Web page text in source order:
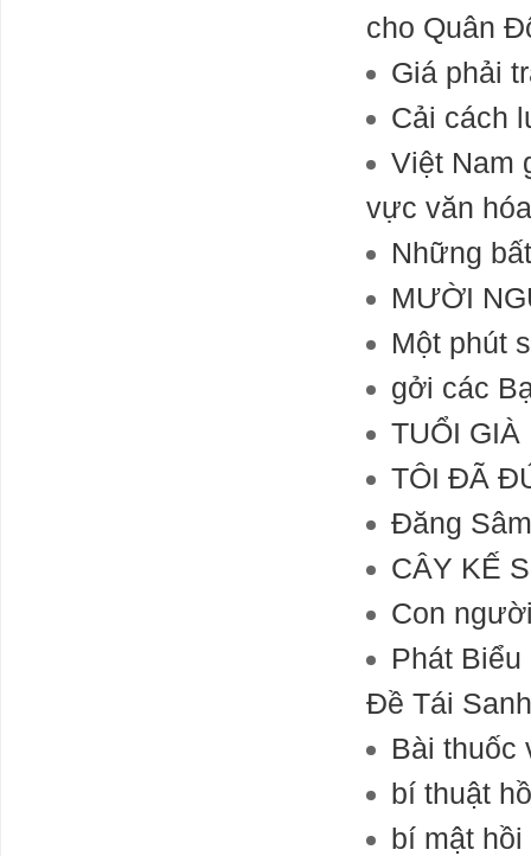
cho Quân
Giá phải
Cải cách
Việt Nam
vực văn hóa
Những
MƯỜI
Một phút
gởi các
TUỔI
TÔI ÐÃ
Đăng
CÂY KẾ
Con
Phát
Ðề Tái
Bài thuốc
bí thuật
bí mật hồi